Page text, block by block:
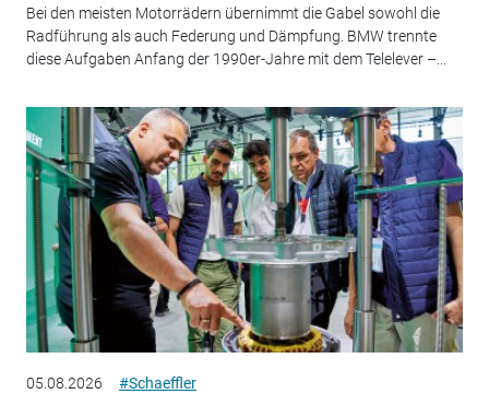
Bei den meisten Motorrädern übernimmt die Gabel sowohl die
Radführung als auch Federung und Dämpfung. BMW trennte
diese Aufgaben Anfang der 1990er-Jahre mit dem Telelever –...
05.08.2026 #Schaeffler